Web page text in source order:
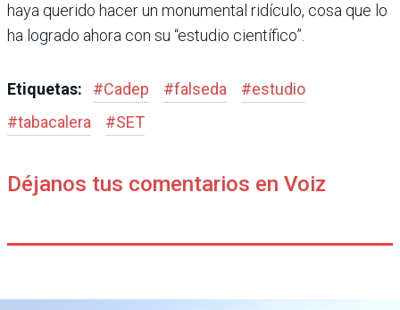
haya querido hacer un monumental ridículo, cosa que lo
ha logrado ahora con su “estudio científico”.
Etiquetas: #Cadep #falseda #estudio
#tabacalera #SET
Déjanos tus comentarios en Voiz